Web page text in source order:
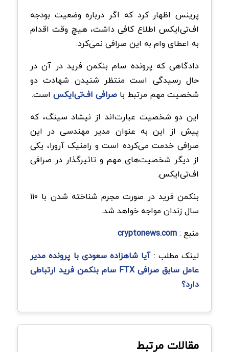
پرینس اظهار کرد که اگر درباره وضعیت بودجه
اف‌تی‌ایکس اطلاع کافی داشت، هیچ وقت اقدام
به اعطای وام به این صرافی نمی‌کرد.
دادگاهی که پرونده سام بنکمن فرید در آن در
حال رسیدگی است منتظر شنیدن شهادت دو
شخصیت مهم مرتبط با صرافی اف‌تی‌ایکس است.
این دو شخصیت عبارت‌اند از نیشاد سینگ، که
پیش از این به عنوان مدیر مهندسی در این
صرافی خدمت می‌کرده است و رامنیک آرورا، یکی
از دیگر شخصیت‌های مهم و تاثیرگذار در صرافی
اف‌تی‌ایکس.
بنکمن فرید در صورت مجرم شناخته شدن با ۱۱۰
سال زندان مواجه خواهد شد.
منبع :cryptonews.com
لینک مطلب :آیا شاهزاده سعودی با پرونده مدیر
عامل سابق صرافی FTX سام بنکمن فرید ارتباطی
دارد؟
مقالات مرتبط